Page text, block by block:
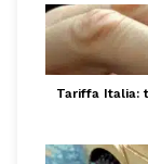
Tariffa Italia: